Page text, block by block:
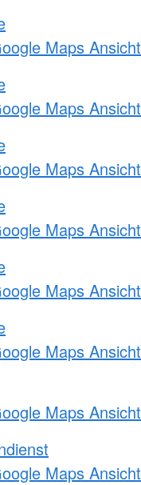
Maps Ansicht
Maps Ansicht
Maps Ansicht
Maps Ansicht
Maps Ansicht
Maps Ansicht
Maps Ansicht
Maps Ansicht